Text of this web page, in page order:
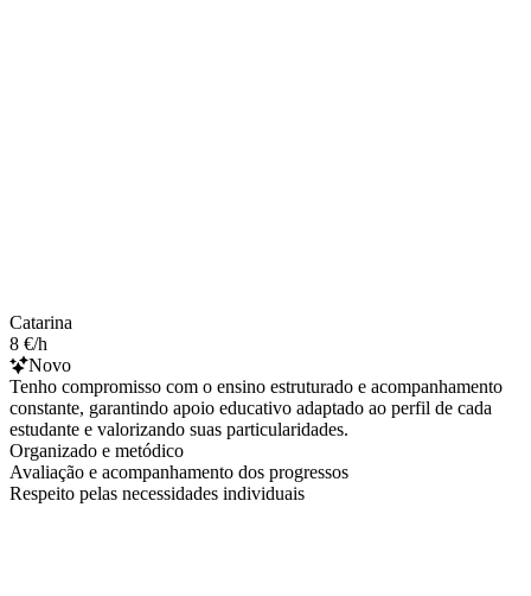
Catarina
8 €/h
Novo
Tenho compromisso com o ensino estruturado e acompanhamento
constante, garantindo apoio educativo adaptado ao perfil de cada
estudante e valorizando suas particularidades.
Organizado e metódico
Avaliação e acompanhamento dos progressos
Respeito pelas necessidades individuais